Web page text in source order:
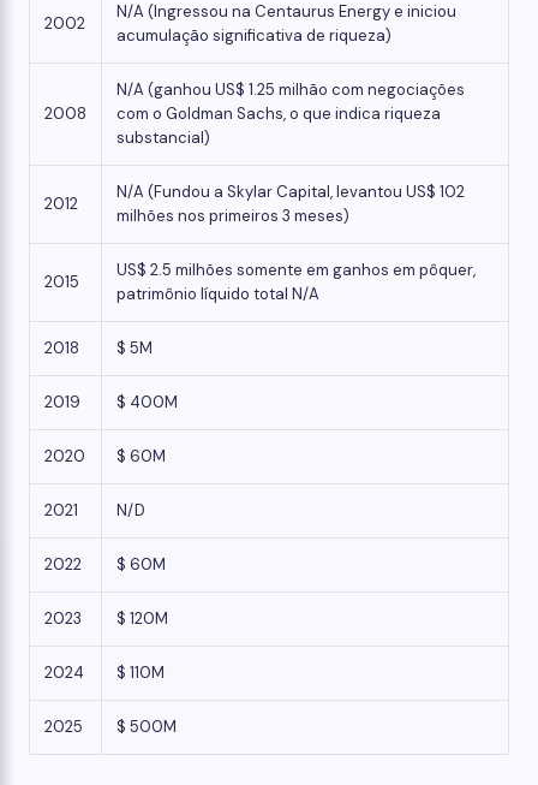
2002
N/A (Ingressou na Centaurus Energy e iniciou
acumulação significativa de riqueza)
2008
N/A (ganhou US$ 1.25 milhão com negociações
com o Goldman Sachs, o que indica riqueza
substancial)
2012
N/A (Fundou a Skylar Capital, levantou US$ 102
milhões nos primeiros 3 meses)
2015
US$ 2.5 milhões somente em ganhos em pôquer,
patrimônio líquido total N/A
2018 $ 5M
2019 $ 400M
2020 $ 60M
2021 N/D
2022 $ 60M
2023 $ 120M
2024 $ 110M
2025 $ 500M